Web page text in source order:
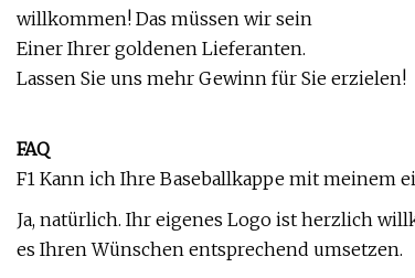
willkommen! Das müssen wir sein
Einer Ihrer goldenen Lieferanten.
Lassen Sie uns mehr Gewinn für Sie erzielen!
FAQ
F1 Kann ich Ihre Baseballkappe mit meinem
Ja, natürlich. Ihr eigenes Logo ist herzlich
es Ihren Wünschen entsprechend umsetzen.